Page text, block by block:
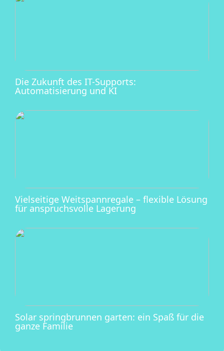
Die Zukunft des IT-Supports:
Automatisierung und KI
Vielseitige Weitspannregale – flexible Lösung
für anspruchsvolle Lagerung
Solar springbrunnen garten: ein Spaß für die
ganze Familie